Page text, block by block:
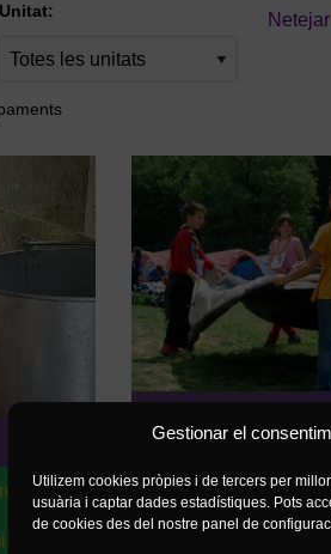
Gestionar el
Utilizem cookies pròpies i de tercers per
usuària i captar dades estadístiques. Pots
de cookies des del nostre panel de
Unitat:
i reparació
de material